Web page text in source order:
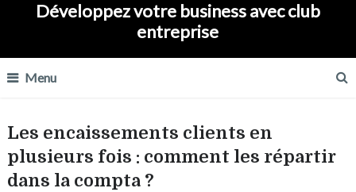
Développez votre business avec club
entreprise
Menu
Les encaissements clients en
plusieurs fois : comment les répartir
dans la compta ?